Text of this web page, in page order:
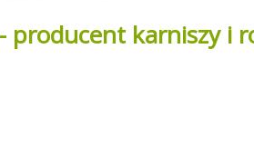
producent karniszy i